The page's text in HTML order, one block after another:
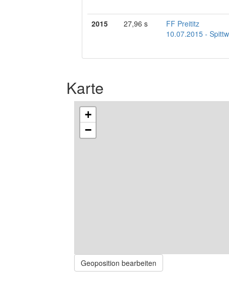
2015 27,96 s
FF Preititz
10.07.2015 -
Karte
+
−
Geoposition bearbeiten